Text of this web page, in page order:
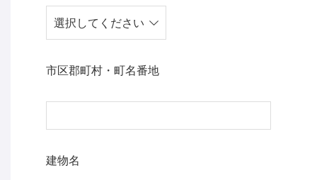
市区郡町村・町名番地
建物名